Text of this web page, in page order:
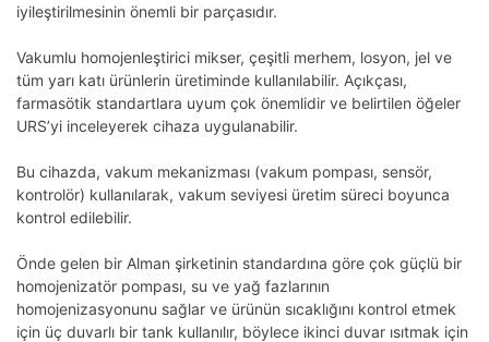
iyileştirilmesinin önemli bir parçasıdır.
Vakumlu homojenleştirici mikser, çeşitli merhem, losyon, jel ve
tüm yarı katı ürünlerin üretiminde kullanılabilir. Açıkçası,
farmasötik standartlara uyum çok önemlidir ve belirtilen öğeler
URS’yi inceleyerek cihaza uygulanabilir.
Bu cihazda, vakum mekanizması (vakum pompası, sensör,
kontrolör) kullanılarak, vakum seviyesi üretim süreci boyunca
kontrol edilebilir.
Önde gelen bir Alman şirketinin standardına göre çok güçlü bir
homojenizatör pompası, su ve yağ fazlarının
homojenizasyonunu sağlar ve ürünün sıcaklığını kontrol etmek
için üç duvarlı bir tank kullanılır, böylece ikinci duvar ısıtmak için